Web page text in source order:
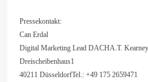
Pressekontakt:
Can Erdal
Digital Marketing Lead DACHA.T.
Dreischeibenhaus1
40211 DüsseldorfTel.: +49 175 2659471